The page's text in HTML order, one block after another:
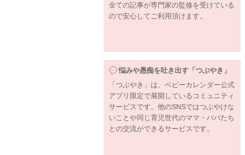
全ての記事が専門家の監修を受けている
ので安心してご利用頂けます。
悩みや愚痴を吐き出す「つぶやき」
「つぶやき」は、ベビーカレンダー公式
アプリ限定で展開しているコミュニティ
サービスです。他のSNSではつぶやけな
いことや同じ育児世代のママ・パパたち
との交流ができるサービスです。